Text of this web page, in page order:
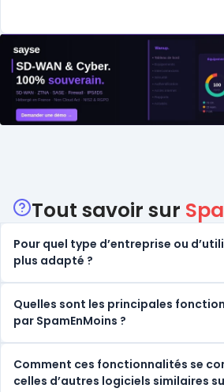
Catégories
Tout savoir sur
Pour quel type d’entreprise ou
plus adapté ?
Quelles sont les principales
par SpamEnMoins ?
Comment ces fonctionnalités se
celles d’autres logiciels similaires